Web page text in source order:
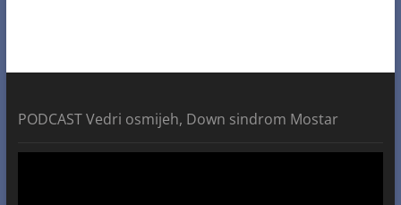
PODCAST Vedri osmijeh, Down sindrom Mostar